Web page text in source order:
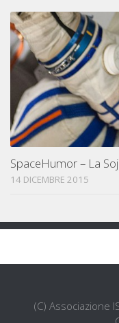
SpaceHumor – La
14 DICEMBRE 2015
(C) Associazione